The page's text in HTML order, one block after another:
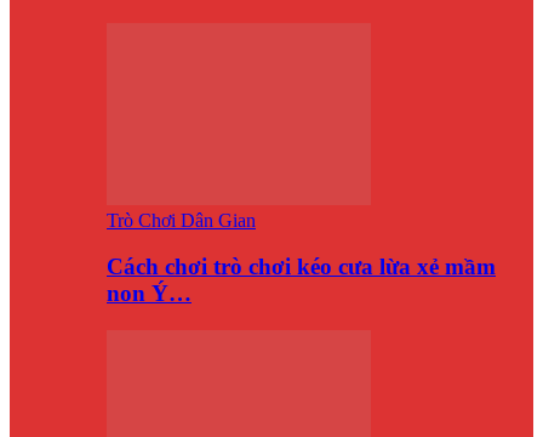
Trò Chơi Dân Gian
Cách chơi trò chơi kéo cưa lừa xẻ mầm
non Ý…